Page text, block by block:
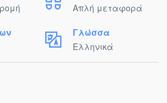
Απλή μεταφορά
Γλώσσα
Ελληνικά